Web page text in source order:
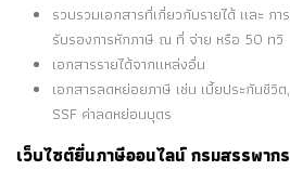
รวบรวมเอกสารที่เกี่ยวกับรายได้ และ ก
รับรองการหักภาษี ณ ที่ จ่าย หรือ 50 ทวิ
เอกสารรายได้จากแหล่งอื่น
เอกสารลดหย่อยภาษี เช่น เบี้ยประกันชีวิ
SSF ค่าลดหย่อนบุตร
เว็บไซต์ยื่นภาษีออนไลน์ กรมสรรพากร